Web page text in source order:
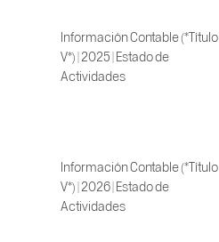
Información Contable (*Título
V*) | 2025 | Estado de
Actividades
Información Contable (*Título
V*) | 2026 | Estado de
Actividades